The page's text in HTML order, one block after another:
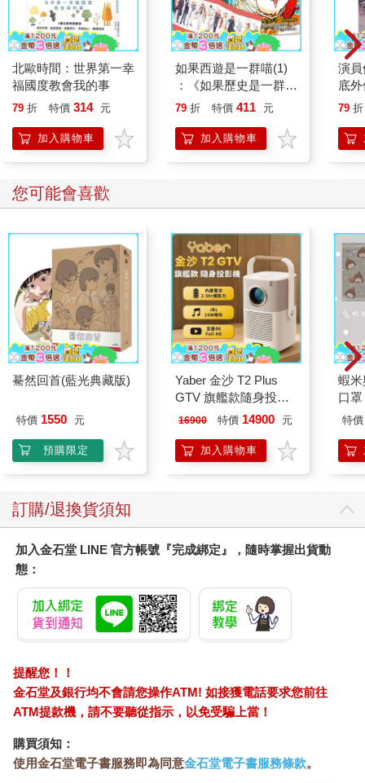
北歐時間：世界第一幸
福國度教會我的事
79 折 特價 314 元
加入購物車
如果西遊是一群喵(1)
：《如果歷史是一群
喵》作者最新力作，附
79 折 特價 411 元
加入購物車
演
底
79 折
您可能會喜歡
驀然回首(藍光典藏版)
特價 1550 元
預購限定
Yaber 金沙 T2 Plus
GTV 旗艦款隨身投影
機
16900 特價 14900 元
加入購物車
蝦
口
特價
訂購/退換貨須知
加入金石堂 LINE 官方帳號『完成綁定』，隨時掌握出貨動
態：
提醒您！！
金石堂及銀行均不會請您操作ATM! 如接獲電話要求您前往
ATM提款機，請不要聽從指示，以免受騙上當！
購買須知：
使用金石堂電子書服務即為同意金石堂電子書服務條款。